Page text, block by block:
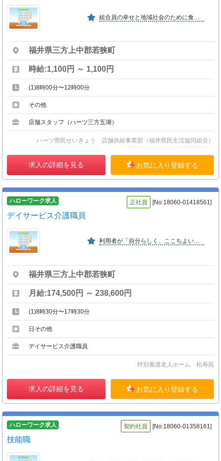
組合員の幸せと地域社会のために食と福祉と助け合いの事業と活動のネットワークによるシナジー効果を発揮し健康長寿で安全安心な福井づくりに組合員と職員の協同の力で挑戦し続けています。
福井県三方上中郡若狭町
時給:1,100円 ～ 1,100円
(1)8時00分〜12時00分
その他
店舗スタッフ（ハーツ三方五湖）
ハーツ県民せいきょう 店舗供給事業部（福井県民生活協同組合）
求人の詳細を見る お気に入り登録する
ハローワーク求人 正社員 [No:18060-01418561]
デイサービス介護職員
利用者が「自分らしく、ここちよい生活」を送っていただけるよう、利用者・家族とコミュニケーションをとりながら介護に努めています。
福井県三方上中郡若狭町
月給:174,500円 ～ 238,600円
(1)8時30分〜17時30分
日その他
デイサービス介護職員
特別養護老人ホーム 松寿苑
求人の詳細を見る お気に入り登録する
ハローワーク求人 契約社員 [No:18060-01358161]
技能職